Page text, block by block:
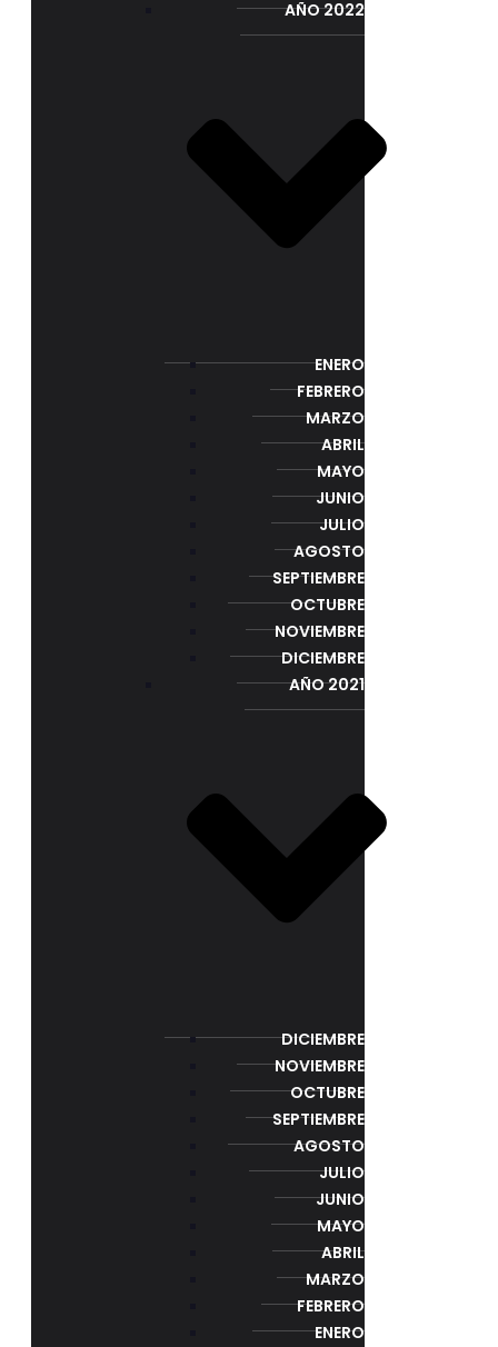
AÑO 2022
ENERO
FEBRERO
MARZO
ABRIL
MAYO
JUNIO
JULIO
AGOSTO
SEPTIEMBRE
OCTUBRE
NOVIEMBRE
DICIEMBRE
AÑO 2021
DICIEMBRE
NOVIEMBRE
OCTUBRE
SEPTIEMBRE
AGOSTO
JULIO
JUNIO
MAYO
ABRIL
MARZO
FEBRERO
ENERO